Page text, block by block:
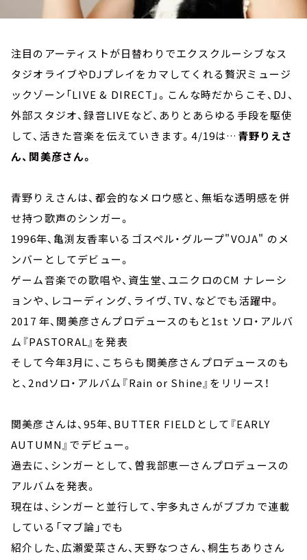
注目のアーティストが日替わりでエクスクルーシブなス
タジオライブやDJプレイをカマしてくれる贅沢ミュージ
ックゾーン「LIVE & DIRECT」。こんな時だからこそ、DJ、
外部スタジオ、録音LIVEなど、ありとあらゆる手段を駆使
して、活きた音楽を伝えていきます。4/19は… 青野りえさ
ん、関美彦さん。
青野りえさんは、都会的なメロウ感と、無垢な透明感を併
せ持つ歌声のシンガー。
1996年、亀渕友香率いるゴスペル・グループ"VOJA" のメ
ンバーとしてデビュー。
ゲーム音楽での歌唱や、資生堂、ユニクロのCM ナレーシ
ョンや、レコーディング、ライヴ、TV、などでも活躍中。
2017 年、関美彦さんプロデュースのもと1st ソロ・アルバ
ム『PASTORAL』を発表
そして今年3月に、こちらも関美彦さんプロデュースのも
と、2ndソロ・アルバム『Rain or Shine』をリリース！
関美彦さんは、95年、BUTTER FIELDとして『EARLY
AUTUMN』でデビュー。
過去に、シンガーとして、曽我部恵一さんプロデュースの
アルバムを発表。
現在は、シンガーと並行して、宇多丸さんがブブカで連載
している「マブ論」でも
紹介した、広瀬愛菜さん、天野なつさん、桐生ちありさん